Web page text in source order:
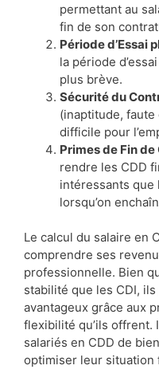
permettant au
fin de son
Période d’Essai
la période
plus brève.
Sécurité du
(inaptitude,
difficile pour
Primes de Fin
rendre les CDD
intéressants que
lorsqu’on
Le calcul du salaire en
comprendre ses
professionnelle. Bien
stabilité que les CDI,
avantageux grâce aux
flexibilité qu’ils offrent.
salariés en CDD de
optimiser leur situation